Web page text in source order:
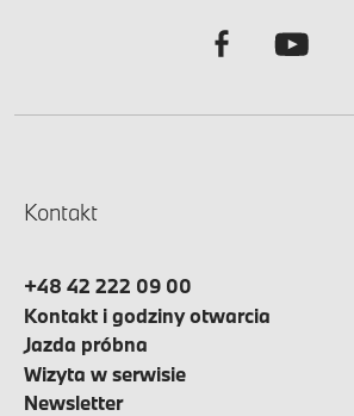
Kontakt
+48 42 222 09 00
Kontakt i godziny otwarcia
Jazda próbna
Wizyta w serwisie
Newsletter